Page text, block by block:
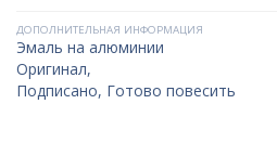
ДОПОЛНИТЕЛЬНАЯ ИНФОРМАЦИЯ
Эмаль на алюминии
Оригинал,
Подписано, Готово повесить